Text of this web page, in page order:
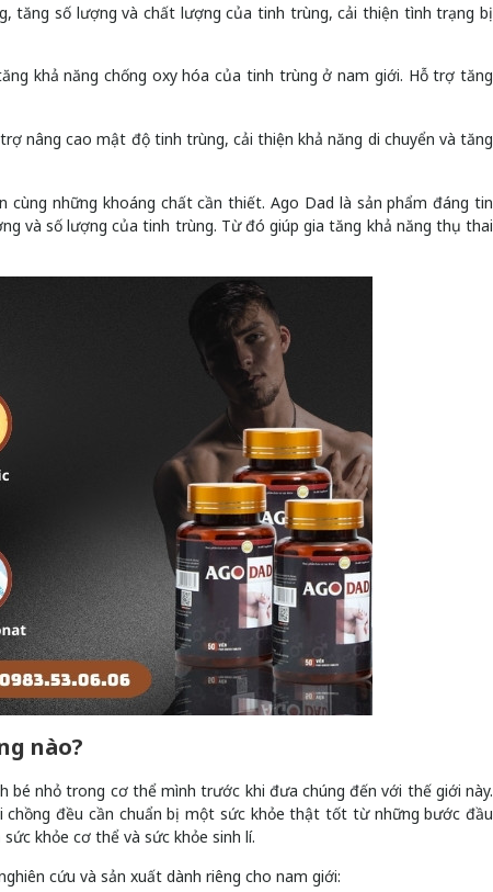
tăng số lượng và chất lượng của tinh trùng, cải thiện tình trạng bị
khả năng chống oxy hóa của tinh trùng ở nam giới. Hỗ trợ tăng
nâng cao mật độ tinh trùng, cải thiện khả năng di chuyển và tăng
những khoáng chất cần thiết. Ago Dad là sản phẩm đáng tin
và số lượng của tinh trùng. Từ đó giúp gia tăng khả năng thụ thai
nào?
bé nhỏ trong cơ thể mình trước khi đưa chúng đến với thế giới này.
đều cần chuẩn bị một sức khỏe thật tốt từ những bước đầu
khỏe cơ thể và sức khỏe sinh lí.
cứu và sản xuất dành riêng cho nam giới: